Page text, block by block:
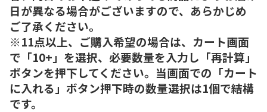
日が異なる場合がございますので、あらかじめ
ご了承ください。
※11点以上、ご購入希望の場合は、カート画面
で「10+」を選択、必要数量を入力し「再計算」
ボタンを押下してください。当画面での「カート
に入れる」ボタン押下時の数量選択は1個で結構
です。